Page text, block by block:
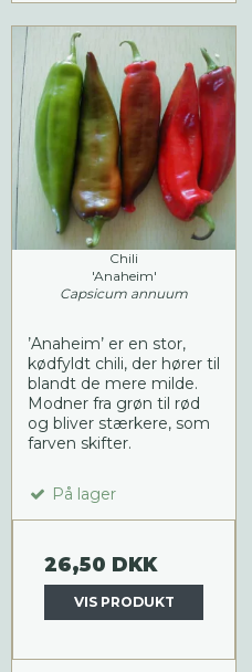
Chili
'Anaheim'
Capsicum annuum
’Anaheim’ er en stor,
kødfyldt chili, der hører til
blandt de mere milde.
Modner fra grøn til rød
og bliver stærkere, som
farven skifter.
På lager
26,50 DKK
VIS PRODUKT